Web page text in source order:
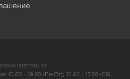
Interfoto.by
10.00 - 19.00 (Пн-Пт); 10.00 - 17.00 (Сб)